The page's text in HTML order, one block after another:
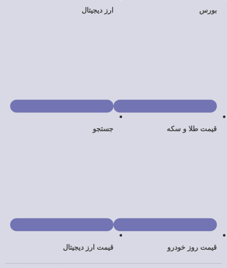
قیمت ارز دیجیتال